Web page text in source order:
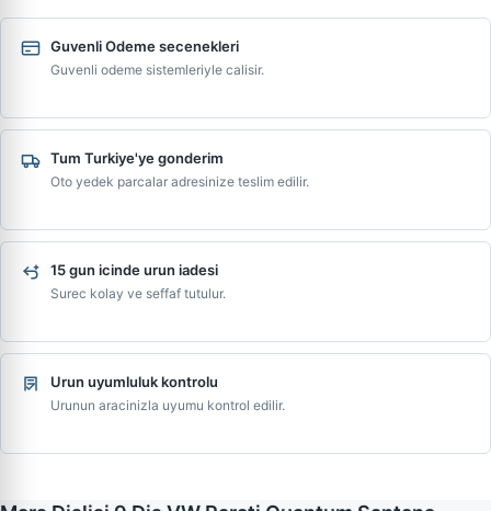
Guvenli Odeme secenekleri
Guvenli odeme sistemleriyle calisir.
Tum Turkiye'ye gonderim
Oto yedek parcalar adresinize teslim edilir.
15 gun icinde urun iadesi
Surec kolay ve seffaf tutulur.
Urun uyumluluk kontrolu
Urunun aracinizla uyumu kontrol edilir.